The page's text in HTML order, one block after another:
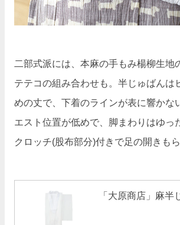
二部式派には、本麻の手もみ楊柳生地
テテコの組み合わせも。半じゅばんは
めの丈で、下着のラインが表に響かな
エスト位置が低めで、脚まわりはゆっ
クロッチ(股布部分)付きで足の開きもら
「大原商店」麻半